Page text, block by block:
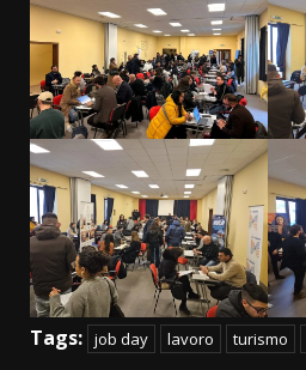
Tags: job day lavoro turismo